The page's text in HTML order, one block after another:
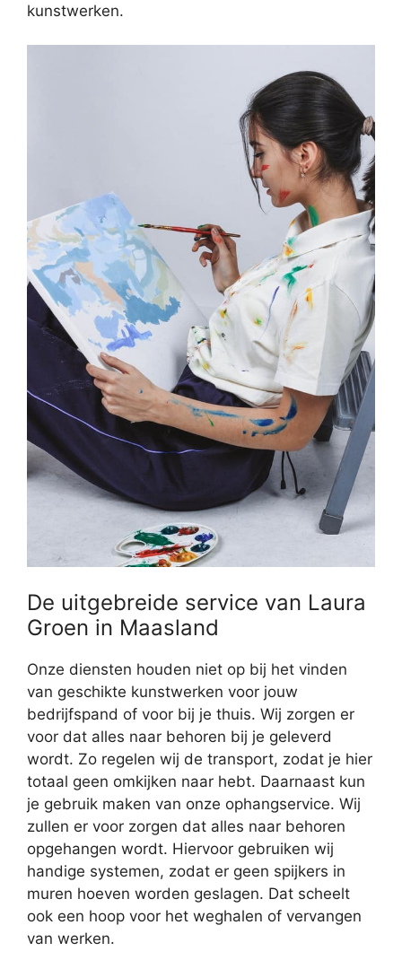
kunstwerken.
De uitgebreide service van Laura
Groen in Maasland
Onze diensten houden niet op bij het vinden
van geschikte kunstwerken voor jouw
bedrijfspand of voor bij je thuis. Wij zorgen er
voor dat alles naar behoren bij je geleverd
wordt. Zo regelen wij de transport, zodat je hier
totaal geen omkijken naar hebt. Daarnaast kun
je gebruik maken van onze ophangservice. Wij
zullen er voor zorgen dat alles naar behoren
opgehangen wordt. Hiervoor gebruiken wij
handige systemen, zodat er geen spijkers in
muren hoeven worden geslagen. Dat scheelt
ook een hoop voor het weghalen of vervangen
van werken.